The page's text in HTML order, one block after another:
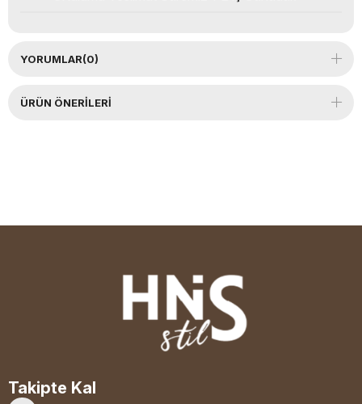
YORUMLAR(0)
ÜRÜN ÖNERILERI
Takipte Kal